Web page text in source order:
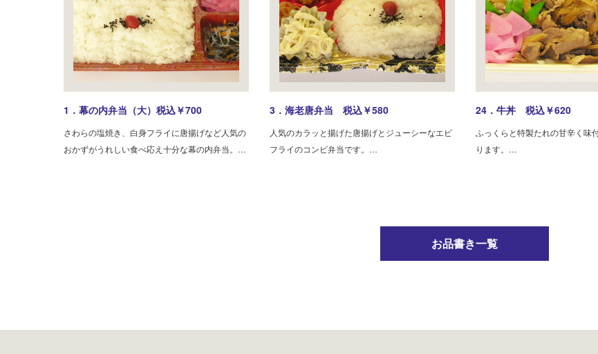
1．幕の内弁当（大）税込￥700
さわらの塩焼き、白身フライに唐揚げなど人気の
おかずがうれしい食べ応え十分な幕の内弁当。…
3．海老唐弁当 税込￥580
人気のカラッと揚げた唐揚げとジューシーなエビ
フライのコンビ弁当です。…
24．牛丼 税込￥620
ふっくらと特製たれの甘辛く味
ります。…
お品書き一覧